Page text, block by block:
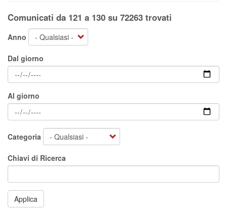
Comunicati da 121 a 130 su 72263 trovati
Anno
Dal giorno
Al giorno
Categoria
Chiavi di Ricerca
Applica